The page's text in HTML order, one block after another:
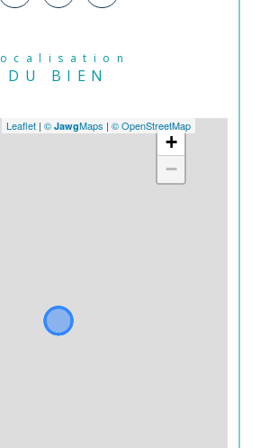
Localisation
DU BIEN
+
−
Leaflet | © JawgMaps | © OpenStreetMap